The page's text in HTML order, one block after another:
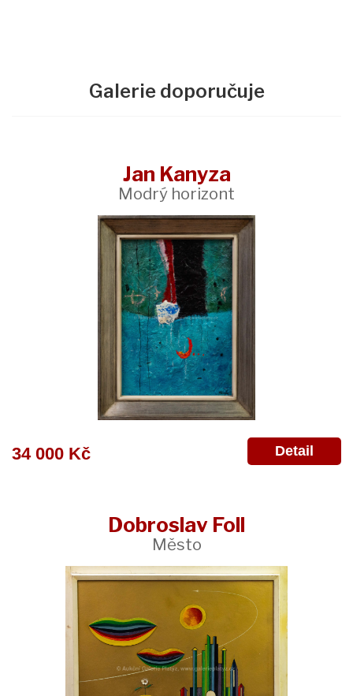
Galerie doporučuje
Jan Kanyza
Modrý horizont
34 000 Kč Detail
Dobroslav Foll
Město